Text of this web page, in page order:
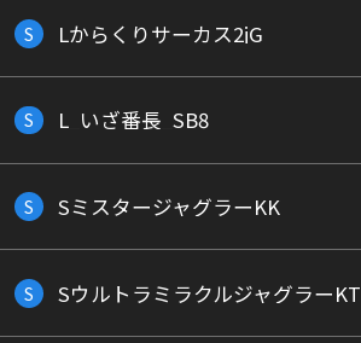
S Lからくりサーカス2jG
S L_いざ番長_SB8
S SミスタージャグラーKK
S SウルトラミラクルジャグラーKT